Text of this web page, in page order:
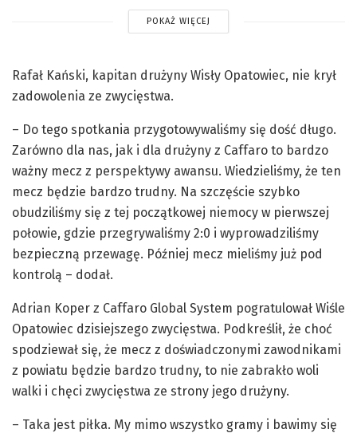
POKAŻ WIĘCEJ
Rafał Kański, kapitan drużyny Wisły Opatowiec, nie krył
zadowolenia ze zwycięstwa.
– Do tego spotkania przygotowywaliśmy się dość długo.
Zarówno dla nas, jak i dla drużyny z Caffaro to bardzo
ważny mecz z perspektywy awansu. Wiedzieliśmy, że ten
mecz będzie bardzo trudny. Na szczęście szybko
obudziliśmy się z tej początkowej niemocy w pierwszej
połowie, gdzie przegrywaliśmy 2:0 i wyprowadziliśmy
bezpieczną przewagę. Później mecz mieliśmy już pod
kontrolą – dodał.
Adrian Koper z Caffaro Global System pogratulował Wiśle
Opatowiec dzisiejszego zwycięstwa. Podkreślił, że choć
spodziewał się, że mecz z doświadczonymi zawodnikami
z powiatu będzie bardzo trudny, to nie zabrakło woli
walki i chęci zwycięstwa ze strony jego drużyny.
– Taka jest piłka. My mimo wszystko gramy i bawimy się